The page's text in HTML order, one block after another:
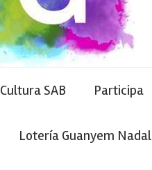
Cultura SAB Participa
Lotería Guanyem Nadal